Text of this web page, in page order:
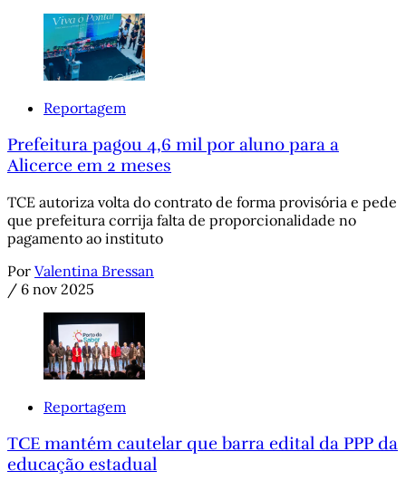
Reportagem
Prefeitura pagou 4,6 mil por aluno para a
Alicerce em 2 meses
TCE autoriza volta do contrato de forma provisória e pede
que prefeitura corrija falta de proporcionalidade no
pagamento ao instituto
Por Valentina Bressan
/ 6 nov 2025
Reportagem
TCE mantém cautelar que barra edital da PPP da
educação estadual